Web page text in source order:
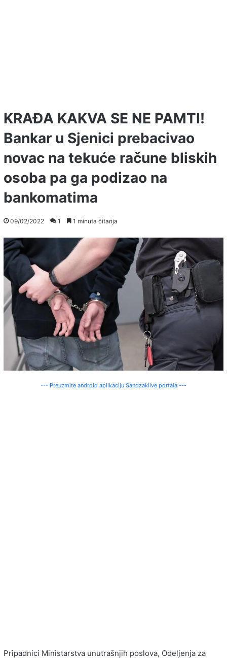
KRAĐA KAKVA SE NE PAMTI!
Bankar u Sjenici prebacivao
novac na tekuće račune bliskih
osoba pa ga podizao na
bankomatima
09/02/2022 1 1 minuta čitanja
--- Preuzmite android aplikaciju Sandzaklive portala ---
Pripadnici Ministarstva unutrašnjih poslova, Odeljenja za